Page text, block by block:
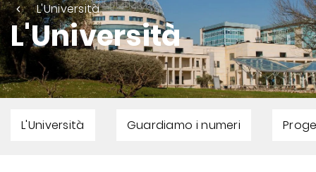
L'Università
L'Università
L'Università Guardiamo i numeri